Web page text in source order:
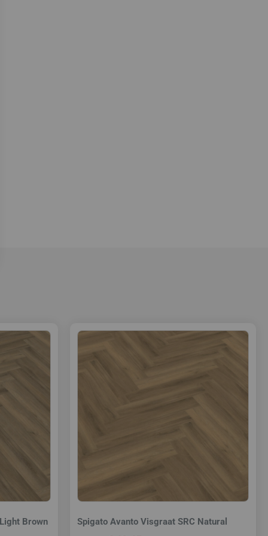
Brown Spigato Avanto Visgraat SRC Natural